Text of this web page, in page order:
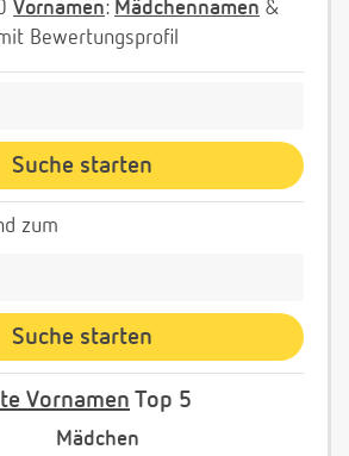
Vornamen: Mädchennamen &
Bewertungsprofil
zum
Vornamen Top 5
Mädchen